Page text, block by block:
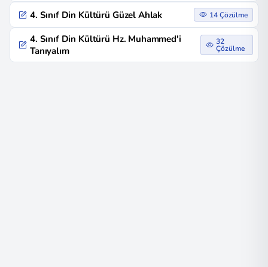
4. Sınıf Din Kültürü Güzel Ahlak 14 Çözülme
4. Sınıf Din Kültürü Hz. Muhammed'i
Tanıyalım
32
Çözülme